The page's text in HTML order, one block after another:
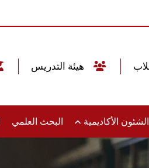
الشئون الأكاديمية البحث العلمي